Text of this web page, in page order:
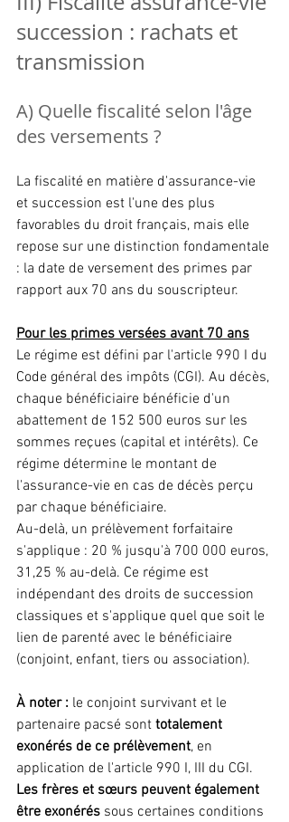
succession : rachats et
transmission
A) Quelle fiscalité selon l'âge
des versements ?
La fiscalité en matière d'assurance-vie
et succession est l'une des plus
favorables du droit français, mais elle
repose sur une distinction fondamentale
: la date de versement des primes par
rapport aux 70 ans du souscripteur.
Pour les primes versées avant 70 ans
Le régime est défini par l'article 990 I du
Code général des impôts (CGI). Au décès,
chaque bénéficiaire bénéficie d'un
abattement de 152 500 euros sur les
sommes reçues (capital et intérêts). Ce
régime détermine le montant de
l'assurance-vie en cas de décès perçu
par chaque bénéficiaire.
Au-delà, un prélèvement forfaitaire
s'applique : 20 % jusqu'à 700 000 euros,
31,25 % au-delà. Ce régime est
indépendant des droits de succession
classiques et s'applique quel que soit le
lien de parenté avec le bénéficiaire
(conjoint, enfant, tiers ou association).
À noter : le conjoint survivant et le
partenaire pacsé sont totalement
exonérés de ce prélèvement, en
application de l'article 990 I, III du CGI.
Les frères et sœurs peuvent également
être exonérés sous certaines conditions